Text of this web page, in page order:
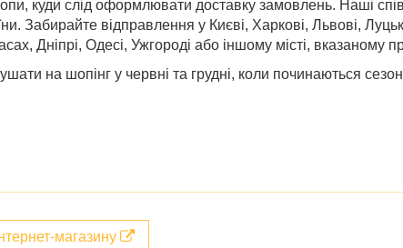
куди слід оформлювати доставку замовлень. Наші
Забирайте відправлення у Києві, Харкові, Львові,
Дніпрі, Одесі, Ужгороді або іншому місті, вказаному
на шопінг у червні та грудні, коли починаються
магазину